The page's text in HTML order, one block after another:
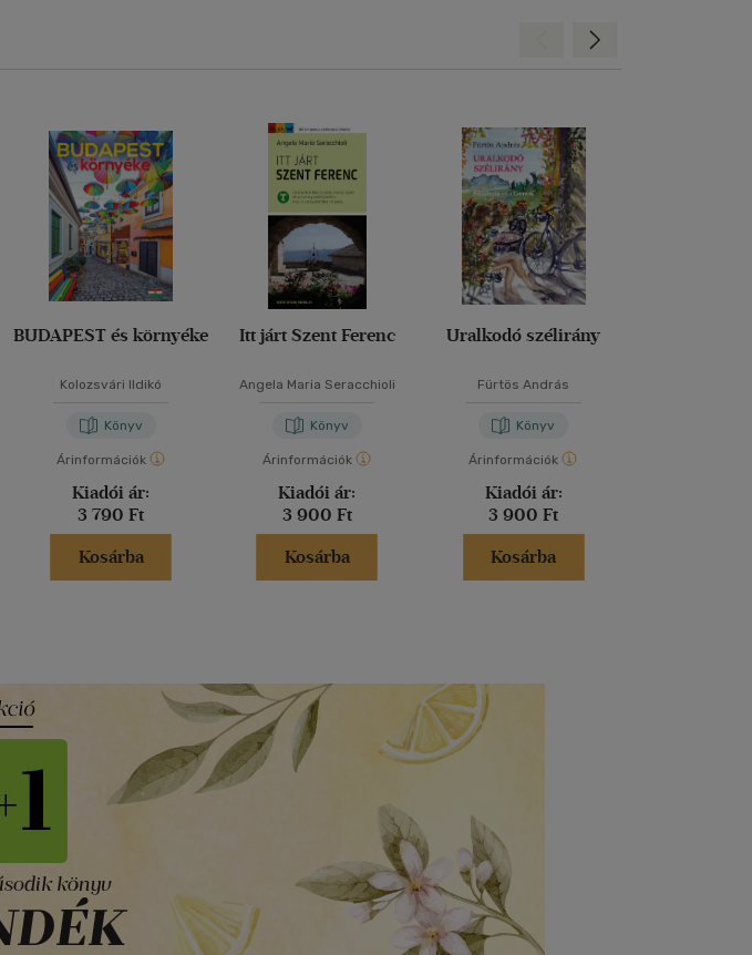
BUDAPEST és környéke
Kolozsvári Ildikó
Könyv
Árinformációk
Kiadói ár:
3 790 Ft
Kosárba
Itt járt Szent Ferenc
Angela Maria Seracchioli
Könyv
Árinformációk
Kiadói ár:
3 900 Ft
Kosárba
Uralkodó szélirány
Fürtös András
Könyv
Árinformációk
Kiadói ár:
3 900 Ft
Kosárba
Előre